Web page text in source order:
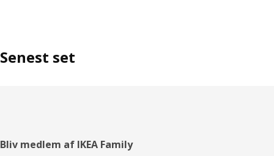
Senest set
Footer
Bliv medlem af IKEA Family